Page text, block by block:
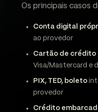
Os principais casos
Conta digital
ao provedor
Cartão de crédito
Visa/Mastercard e
PIX, TED, boleto
provedor
Crédito